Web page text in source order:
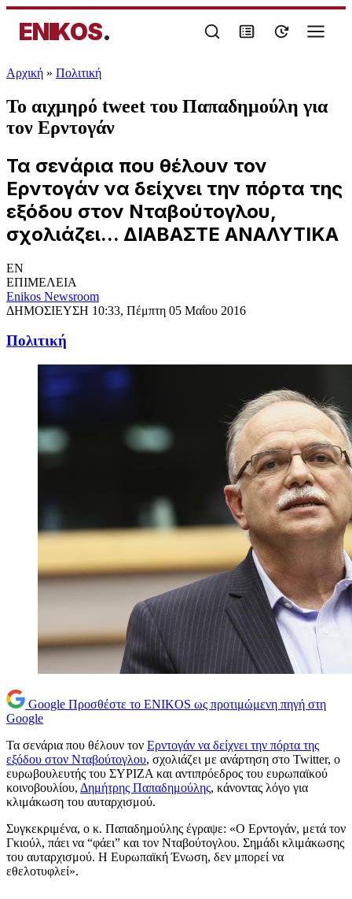
ENIKOS.
Αρχική » Πολιτική
Το αιχμηρό tweet του Παπαδημούλη για
τον Ερντογάν
Τα σενάρια που θέλουν τον
Ερντογάν να δείχνει την πόρτα της
εξόδου στον Νταβούτογλου,
σχολιάζει... ΔΙΑΒΑΣΤΕ ΑΝΑΛΥΤΙΚΑ
EN
ΕΠΙΜΕΛΕΙΑ
Enikos Newsroom
ΔΗΜΟΣΙΕΥΣΗ 10:33, Πέμπτη 05 Μαΐου 2016
Πολιτική
Google Προσθέστε το ENIKOS ως προτιμώμενη πηγή στη
Google
Τα σενάρια που θέλουν τον Ερντογάν να δείχνει την πόρτα της
εξόδου στον Νταβούτογλου, σχολιάζει με ανάρτηση στο Twitter, ο
ευρωβουλευτής του ΣΥΡΙΖΑ και αντιπρόεδρος του ευρωπαϊκού
κοινοβουλίου, Δημήτρης Παπαδημούλης, κάνοντας λόγο για
κλιμάκωση του αυταρχισμού.
Συγκεκριμένα, ο κ. Παπαδημούλης έγραψε: «Ο Ερντογάν, μετά τον
Γκιούλ, πάει να “φάει” και τον Νταβούτογλου. Σημάδι κλιμάκωσης
του αυταρχισμού. Η Ευρωπαϊκή Ένωση, δεν μπορεί να
εθελοτυφλεί».